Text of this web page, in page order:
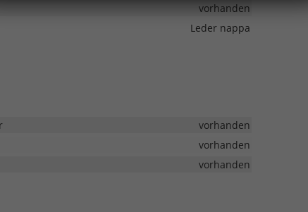
vorhanden
Leder nappa
vorhanden
vorhanden
vorhanden